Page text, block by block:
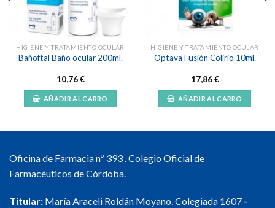
HIGIENE Y TRATAMIENTO OCULAR
Bañoftal Baño ocular 200ml.
10,76€
AÑADIR AL CARRO
HIGIENE Y TRATAMIENTO OCULAR
Optava Fusión Colirio 10ml.
17,86€
AÑADIR AL CARRO
Oficina de Farmacia nº 393 . Colegio Oficial de
Farmacéuticos de Córdoba.
Titular: María Araceli Roldán Moyano. Colegiada 1607 -